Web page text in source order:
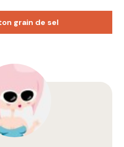
grain de sel
sera pas publiée.
indiqués avec
nouveaux commentaires